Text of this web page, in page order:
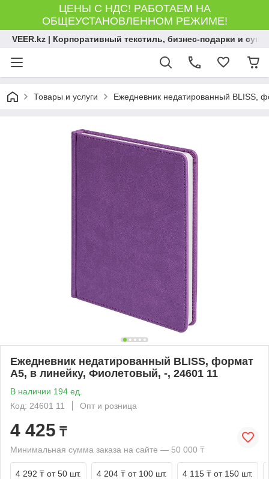
ЦЕНЫ С НДС! РАБОТАЕМ НА
ОБЩЕУСТАНОВЛЕННОМ РЕЖИМЕ!
VEER.kz | Корпоративный текстиль, бизнес-подарки и
Товары и услуги Ежедневник недатированный BLISS,
Ежедневник недатированный BLISS, формат
А5, в линейку, Фиолетовый, -, 24601 11
В наличии 194 ед.
Код: 24601 11
Опт и розница
4 425 ₸
Минимальная сумма заказа на сайте — 50 000 ₸
4 292 ₸ от 50 шт. 4 204 ₸ от 100 шт. 4 115 ₸ от 150 шт.